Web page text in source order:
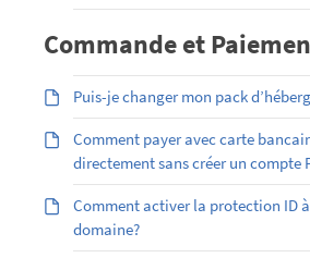
Commande et
Puis-je changer mon pack
Comment payer avec carte
directement sans créer un compte
Comment activer la protection ID
domaine?